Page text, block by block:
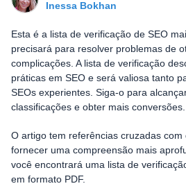
한국어
Inessa Bokhan
Esta é a lista de verificação de SEO
precisará para resolver problemas de
complicações. A lista de verificação
práticas em SEO e será valiosa tanto
SEOs experientes. Siga-o para
classificações e obter mais conversões.
O artigo tem referências cruzadas
fornecer uma compreensão mais
você encontrará uma lista de
em formato PDF.